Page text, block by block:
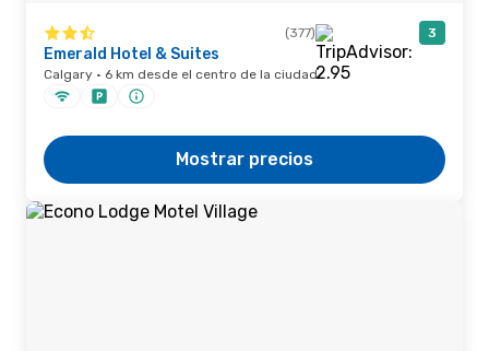
(377) 3
Emerald Hotel & Suites
Calgary · 6 km desde el centro de la ciudad
Mostrar precios